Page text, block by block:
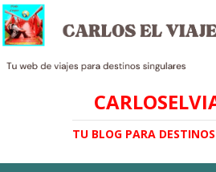
TU BLOG PARA